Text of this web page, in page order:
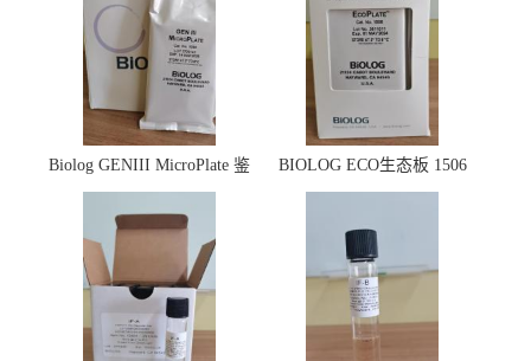
Biolog GENIII MicroPlate 鉴
定板 1030
BIOLOG ECO生态板 1506